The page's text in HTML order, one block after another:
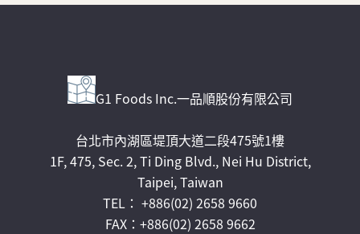
G1 Foods Inc.一品順股份有限公司
台北市內湖區堤頂大道二段475號1樓
1F, 475, Sec. 2, Ti Ding Blvd., Nei Hu District,
Taipei, Taiwan
TEL： +886(02) 2658 9660
FAX：+886(02) 2658 9662